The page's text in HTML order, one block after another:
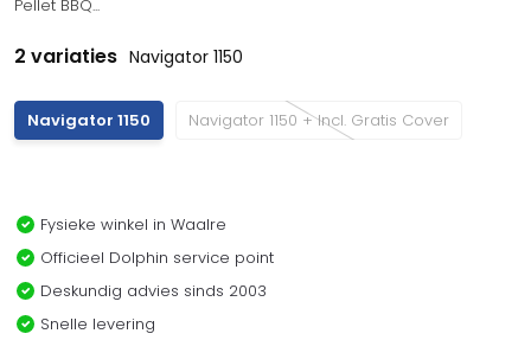
Pellet BBQ...
2 variaties Navigator 1150
Navigator 1150 Navigator 1150 + Incl. Gratis Cover
Fysieke winkel in Waalre
Officieel Dolphin service point
Deskundig advies sinds 2003
Snelle levering